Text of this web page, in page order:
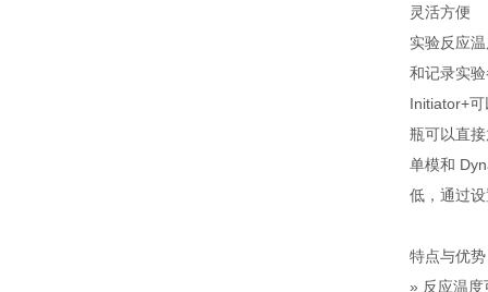
灵活方便
实验反应
和记录实
Initiator+
瓶可以直
单模和
低，通过
特点与优
» 反应温